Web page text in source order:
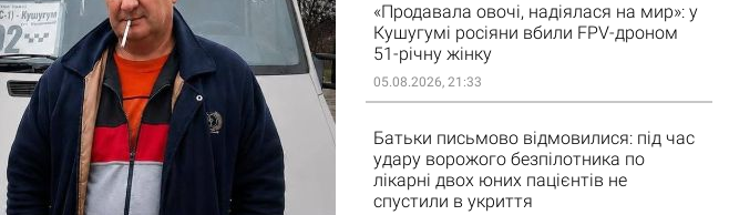
«Продавала овочі, надіялася на мир»: у
Кушугумі росіяни вбили FPV-дроном
51-річну жінку
05.08.2026, 21:33
Батьки письмово відмовилися: під час
удару ворожого безпілотника по
лікарні двох юних пацієнтів не
спустили в укриття